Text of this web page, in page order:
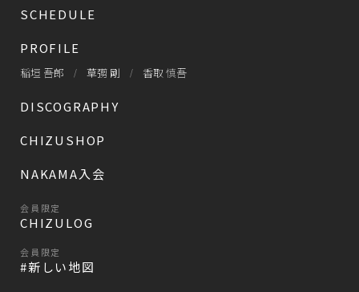
SCHEDULE
PROFILE
稲垣 吾郎 草彅 剛 香取 慎吾
DISCOGRAPHY
CHIZUSHOP
NAKAMA入会
会員限定
CHIZULOG
会員限定
#新しい地図